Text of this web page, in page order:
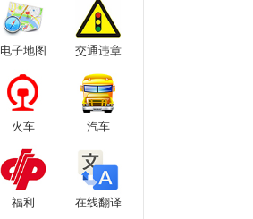
电子地图 交通违章
火车 汽车
福利 在线翻译